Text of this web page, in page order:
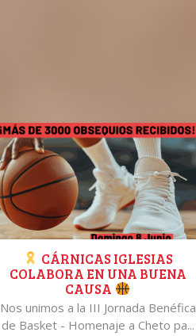
CÁRNICAS IGLESIAS
COLABORA EN UNA BUENA
CAUSA
Nos unimos a la III Jornada Benéfica
de Basket - Homenaje a Cheto pa...